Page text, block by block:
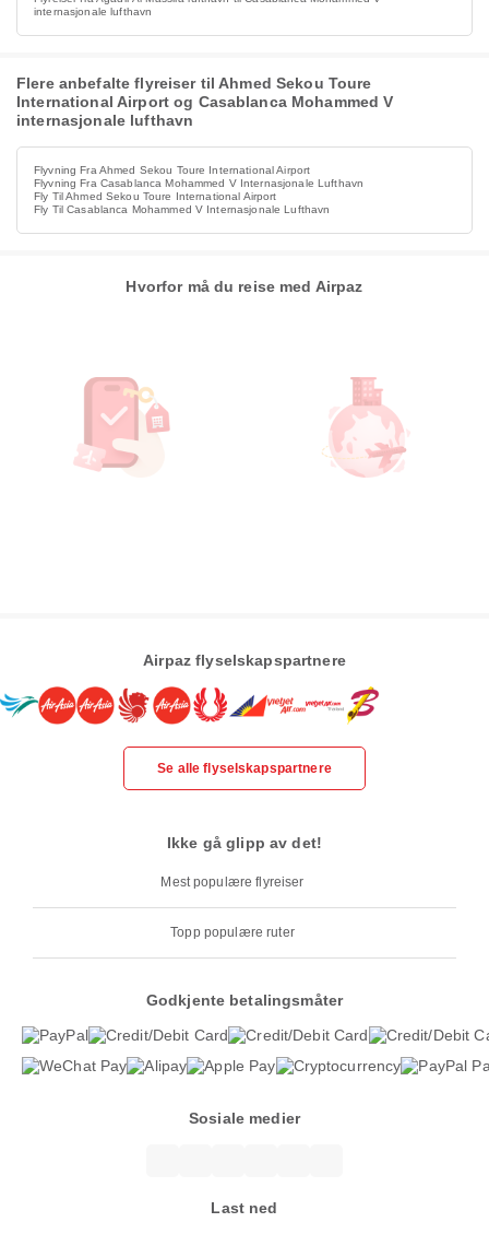
internasjonale lufthavn
Flere anbefalte flyreiser til Ahmed Sekou Toure
International Airport og Casablanca Mohammed V
internasjonale lufthavn
Flyvning Fra Ahmed Sekou Toure International Airport
Flyvning Fra Casablanca Mohammed V Internasjonale Lufthavn
Fly Til Ahmed Sekou Toure International Airport
Fly Til Casablanca Mohammed V Internasjonale Lufthavn
Hvorfor må du reise med Airpaz
Airpaz flyselskapspartnere
Se alle flyselskapspartnere
Ikke gå glipp av det!
Mest populære flyreiser
Topp populære ruter
Godkjente betalingsmåter
Sosiale medier
Last ned